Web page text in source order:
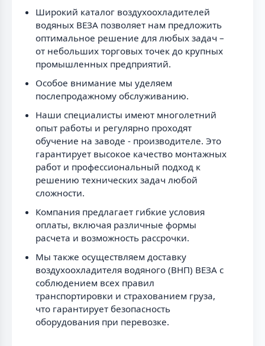
Широкий каталог воздухоохладителей
водяных ВЕЗА позволяет нам предложить
оптимальное решение для любых задач –
от небольших торговых точек до крупных
промышленных предприятий.
Особое внимание мы уделяем
послепродажному обслуживанию.
Наши специалисты имеют многолетний
опыт работы и регулярно проходят
обучение на заводе - производителе. Это
гарантирует высокое качество монтажных
работ и профессиональный подход к
решению технических задач любой
сложности.
Компания предлагает гибкие условия
оплаты, включая различные формы
расчета и возможность рассрочки.
Мы также осуществляем доставку
воздухоохладителя водяного (ВНП) ВЕЗА с
соблюдением всех правил
транспортировки и страхованием груза,
что гарантирует безопасность
оборудования при перевозке.